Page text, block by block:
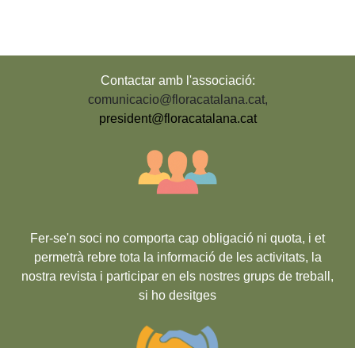
Contactar amb l'associació:
comunicacio@floracatalana.cat,
president@floracatalana.cat
Fer-se'n soci no comporta cap obligació ni quota, i et
permetrà rebre tota la informació de les activitats, la
nostra revista i participar en els nostres grups de treball,
si ho desitges